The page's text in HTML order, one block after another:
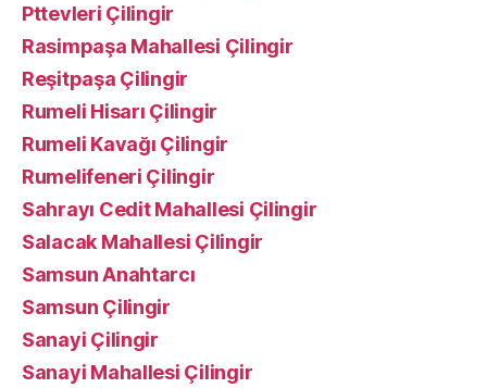
Pttevleri Çilingir
Rasimpaşa Mahallesi Çilingir
Reşitpaşa Çilingir
Rumeli Hisarı Çilingir
Rumeli Kavağı Çilingir
Rumelifeneri Çilingir
Sahrayı Cedit Mahallesi Çilingir
Salacak Mahallesi Çilingir
Samsun Anahtarcı
Samsun Çilingir
Sanayi Çilingir
Sanayi Mahallesi Çilingir